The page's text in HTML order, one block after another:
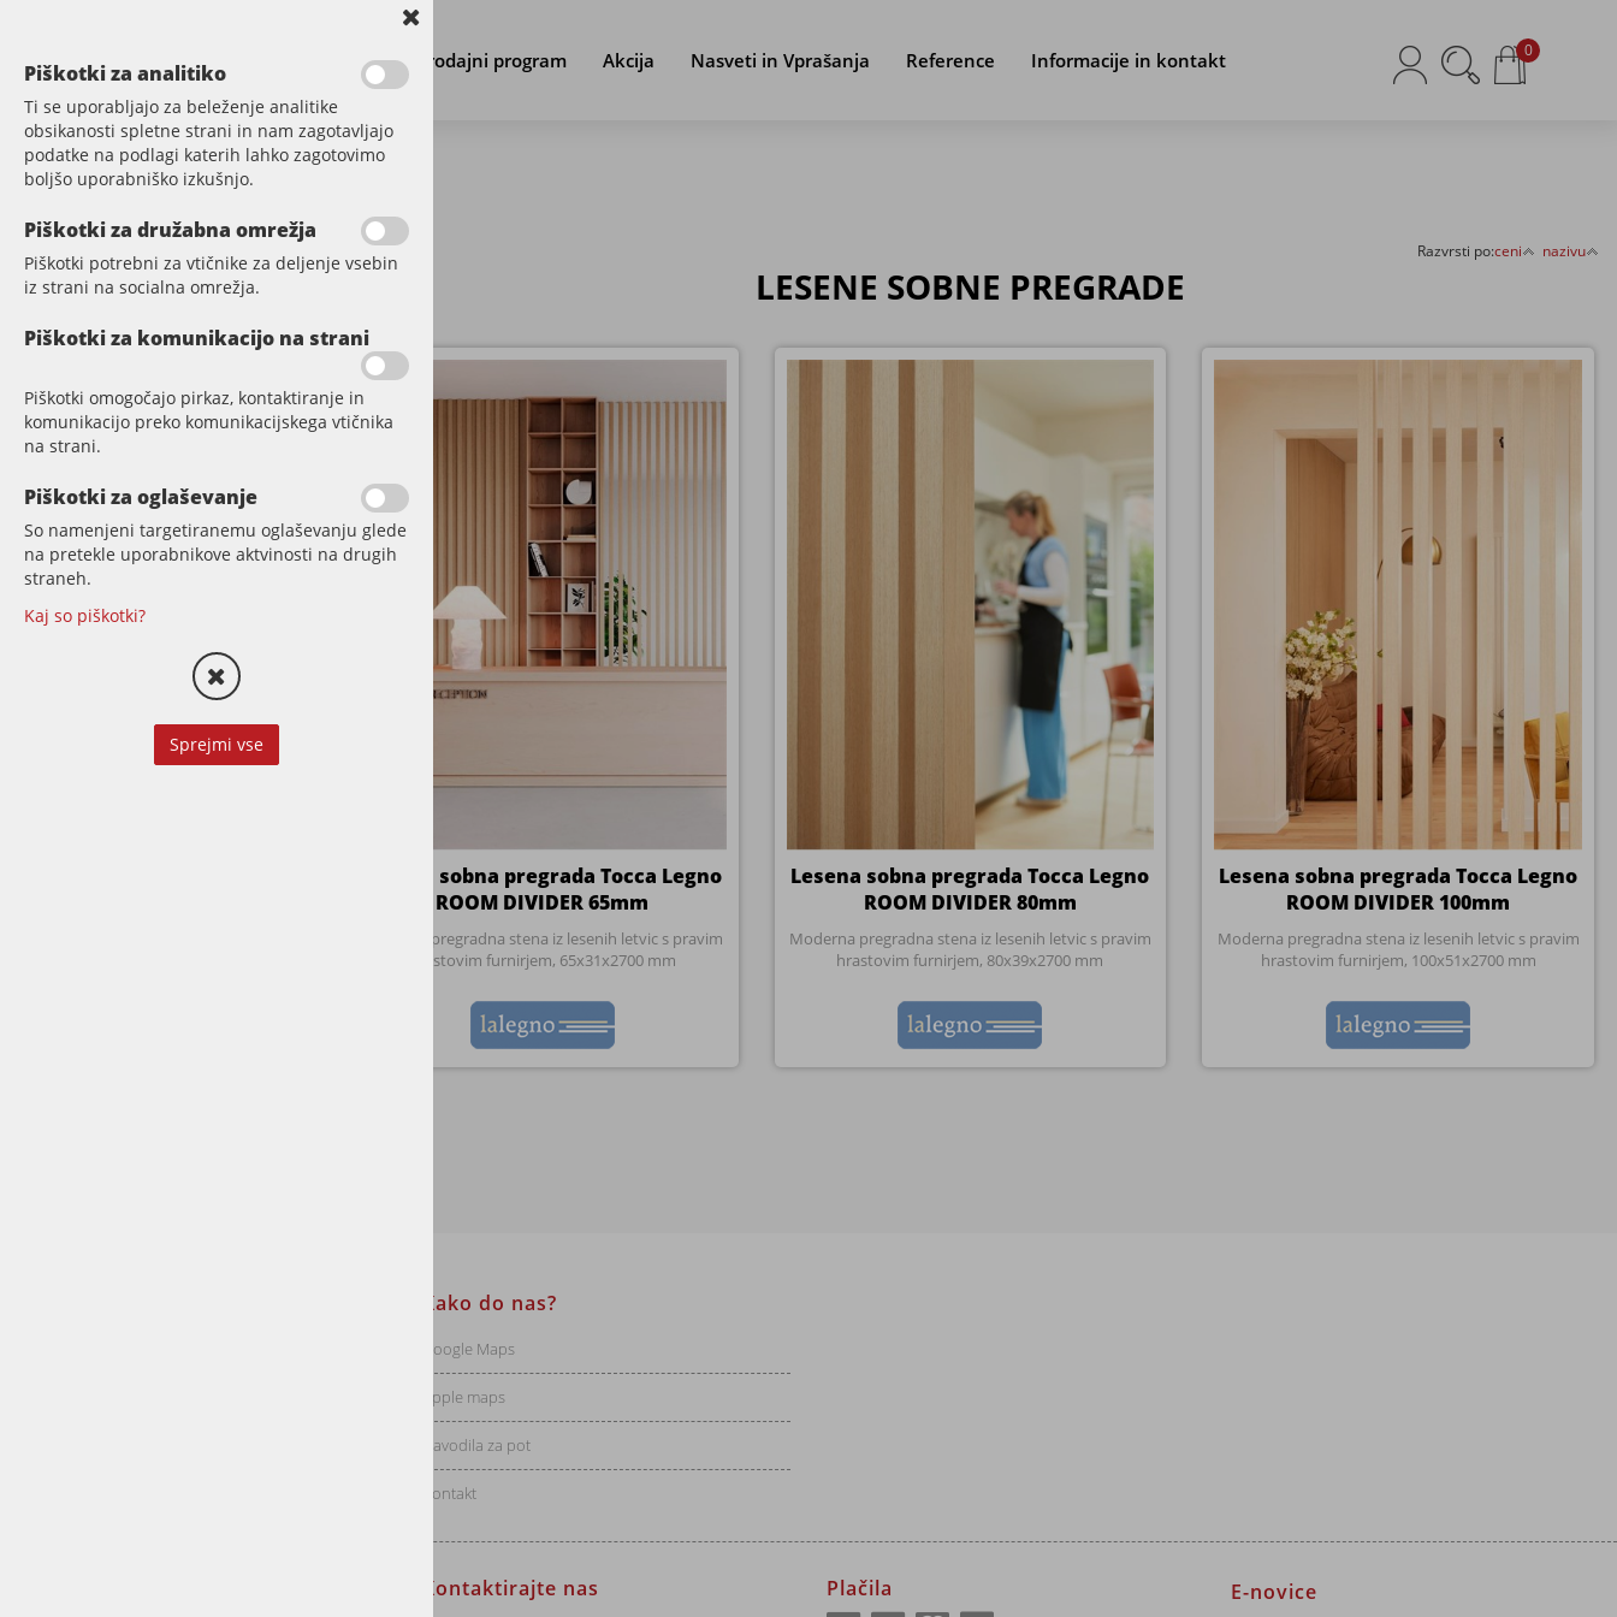
Prodajni program Akcija Nasveti in Vprašanja Reference Informacije in kontakt 0
PARKET
VINIL
DODATNI MATERIAL
AKUSTIČNI PANELI
VINIL STENSKE OBLOGE
TERASE
LETVE
Razvrsti po:ceni nazivu
LESENE SOBNE PREGRADE
Lesena sobna pregrada Tocca Legno
ROOM DIVIDER 65mm
Moderna pregradna stena iz lesenih letvic s pravim
hrastovim furnirjem, 65x31x2700 mm
Lesena sobna pregrada Tocca Legno
ROOM DIVIDER 80mm
Moderna pregradna stena iz lesenih letvic s pravim
hrastovim furnirjem, 80x39x2700 mm
Lesena sobna pregrada Tocca Legno
ROOM DIVIDER 100mm
Moderna pregradna stena iz lesenih letvic s pravim
hrastovim furnirjem, 100x51x2700 mm
Kako do nas?
Google Maps
Apple maps
Navodila za pot
Kontakt
Kontaktirajte nas Plačila E-novice
Piškotki za analitiko
Ti se uporabljajo za beleženje analitike
obsikanosti spletne strani in nam zagotavljajo
podatke na podlagi katerih lahko zagotovimo
boljšo uporabniško izkušnjo.
Piškotki za družabna omrežja
Piškotki potrebni za vtičnike za deljenje vsebin
iz strani na socialna omrežja.
Piškotki za komunikacijo na strani
Piškotki omogočajo pirkaz, kontaktiranje in
komunikacijo preko komunikacijskega vtičnika
na strani.
Piškotki za oglaševanje
So namenjeni targetiranemu oglaševanju glede
na pretekle uporabnikove aktvinosti na drugih
straneh.
Kaj so piškotki?
Sprejmi vse